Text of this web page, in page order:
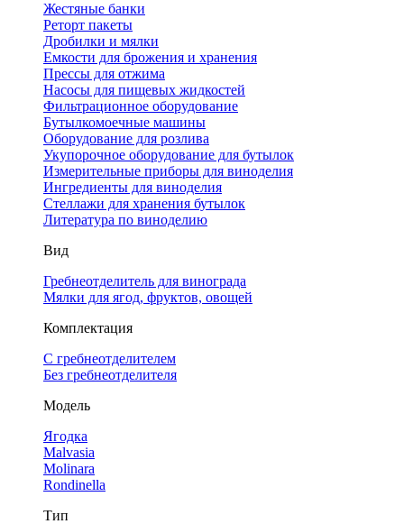
Жестяные банки
Реторт пакеты
Дробилки и мялки
Емкости для брожения и хранения
Прессы для отжима
Насосы для пищевых жидкостей
Фильтрационное оборудование
Бутылкомоечные машины
Оборудование для розлива
Укупорочное оборудование для бутылок
Измерительные приборы для виноделия
Ингредиенты для виноделия
Стеллажи для хранения бутылок
Литература по виноделию
Вид
Гребнеотделитель для винограда
Мялки для ягод, фруктов, овощей
Комплектация
С гребнеотделителем
Без гребнеотделителя
Модель
Ягодка
Malvasia
Molinara
Rondinella
Тип